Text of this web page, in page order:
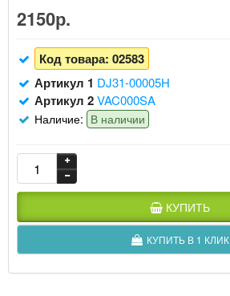
2150р.
Код товара: 02583
Артикул 1 DJ31-00005H
Артикул 2VAC000SA
Наличие: В наличии
КУПИТЬ
КУПИТЬ В 1 КЛИК